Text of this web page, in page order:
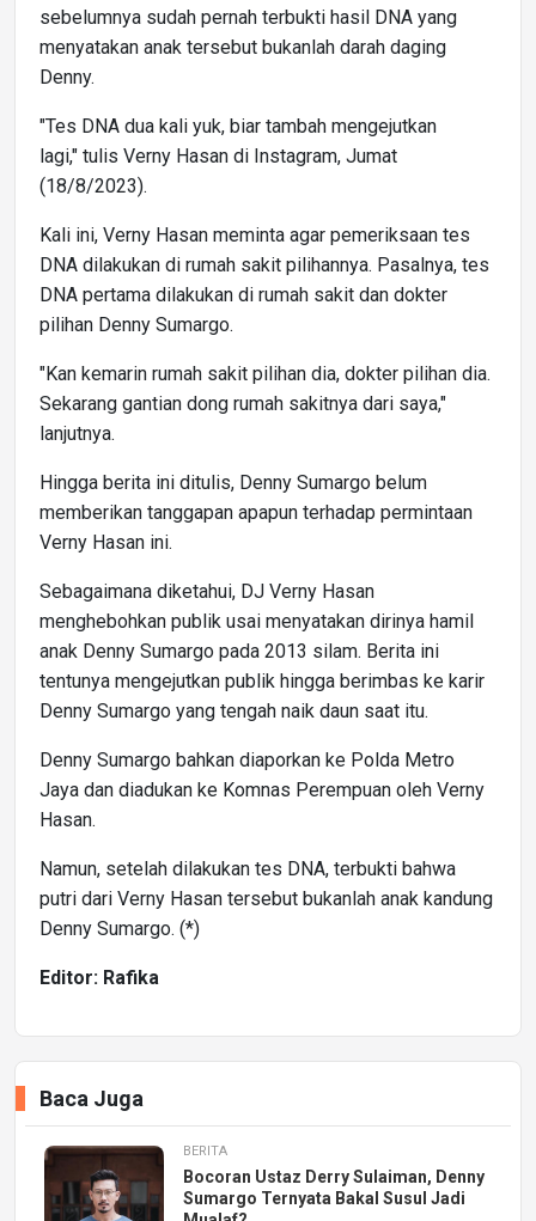
sebelumnya sudah pernah terbukti hasil DNA yang
menyatakan anak tersebut bukanlah darah daging
Denny.
"Tes DNA dua kali yuk, biar tambah mengejutkan
lagi," tulis Verny Hasan di Instagram, Jumat
(18/8/2023).
Kali ini, Verny Hasan meminta agar pemeriksaan tes
DNA dilakukan di rumah sakit pilihannya. Pasalnya, tes
DNA pertama dilakukan di rumah sakit dan dokter
pilihan Denny Sumargo.
"Kan kemarin rumah sakit pilihan dia, dokter pilihan dia.
Sekarang gantian dong rumah sakitnya dari saya,"
lanjutnya.
Hingga berita ini ditulis, Denny Sumargo belum
memberikan tanggapan apapun terhadap permintaan
Verny Hasan ini.
Sebagaimana diketahui, DJ Verny Hasan
menghebohkan publik usai menyatakan dirinya hamil
anak Denny Sumargo pada 2013 silam. Berita ini
tentunya mengejutkan publik hingga berimbas ke karir
Denny Sumargo yang tengah naik daun saat itu.
Denny Sumargo bahkan diaporkan ke Polda Metro
Jaya dan diadukan ke Komnas Perempuan oleh Verny
Hasan.
Namun, setelah dilakukan tes DNA, terbukti bahwa
putri dari Verny Hasan tersebut bukanlah anak kandung
Denny Sumargo. (*)
Editor: Rafika
Baca Juga
BERITA
Bocoran Ustaz Derry Sulaiman, Denny
Sumargo Ternyata Bakal Susul Jadi